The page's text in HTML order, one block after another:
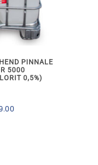
PINNALE
5000
0,5%)